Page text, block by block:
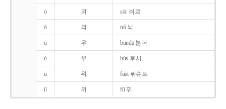
ö 외 sör 쇠르
ő 외 nő 뇌
u 우 bunda 분더
ú 우 hús 후시
ü 위 füst 퓌슈트
ű 위 fű 퓌